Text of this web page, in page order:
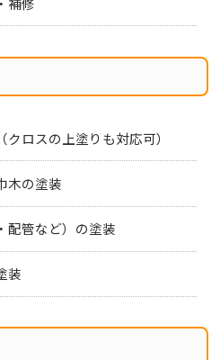
ロスの上塗りも対応可）
木の塗装
配管など）の塗装
装